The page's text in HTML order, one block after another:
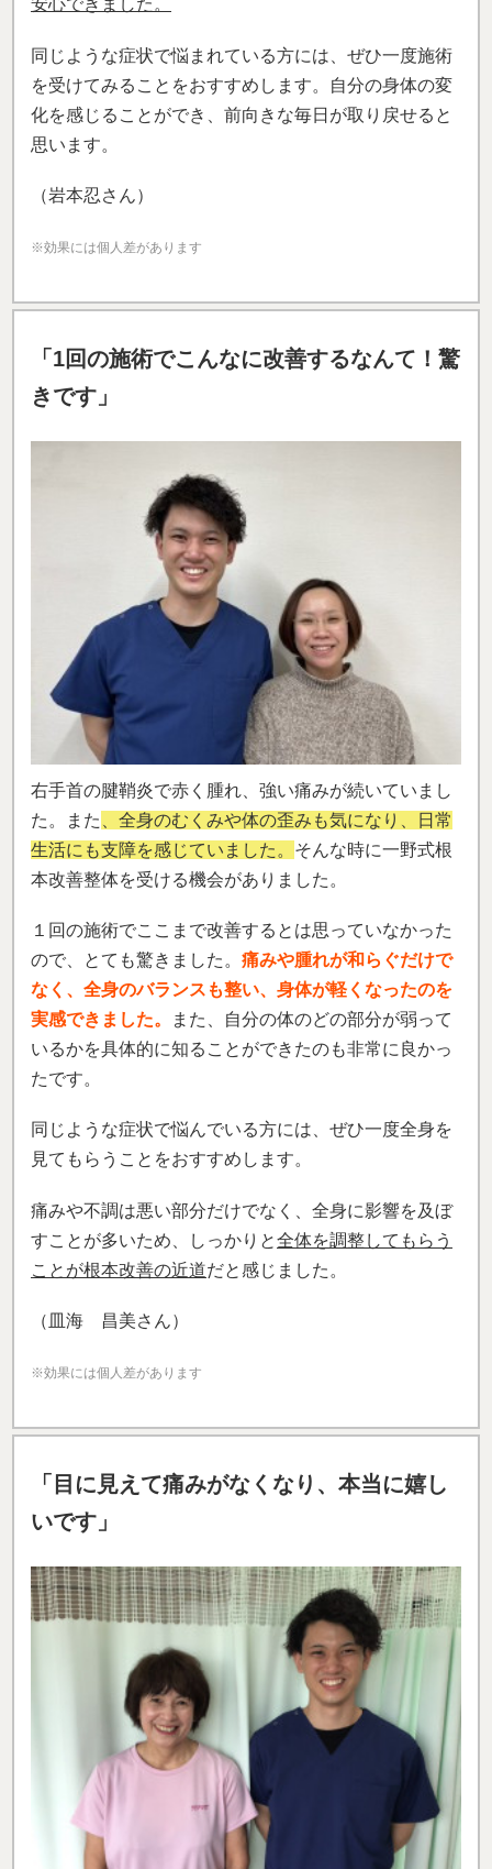
安心できました。
同じような症状で悩まれている方には、ぜひ一度施術
を受けてみることをおすすめします。自分の身体の変
化を感じることができ、前向きな毎日が取り戻せると
思います。
（岩本忍さん）
※効果には個人差があります
「1回の施術でこんなに改善するなんて！驚
きです」
右手首の腱鞘炎で赤く腫れ、強い痛みが続いていまし
た。また
、全身のむくみや体の歪みも気になり、日常
生活にも支障を感じていました。 そんな時に一野式根
本改善整体を受ける機会がありました。
１回の施術でここまで改善するとは思っていなかった
ので、とても驚きました。 痛みや腫れが和らぐだけで
なく、全身のバランスも整い、身体が軽くなったのを
実感できました。
また、自分の体のどの部分が弱って
いるかを具体的に知ることができたのも非常に良かっ
たです。
同じような症状で悩んでいる方には、ぜひ一度全身を
見てもらうことをおすすめします。
痛みや不調は悪い部分だけでなく、全身に影響を及ぼ
すことが多いため、しっかりと全体を調整してもらう
ことが根本改善の近道だと感じました。
（皿海 昌美さん）
※効果には個人差があります
「目に見えて痛みがなくなり、本当に嬉し
いです」